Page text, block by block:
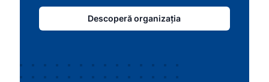
Descoperă organizația